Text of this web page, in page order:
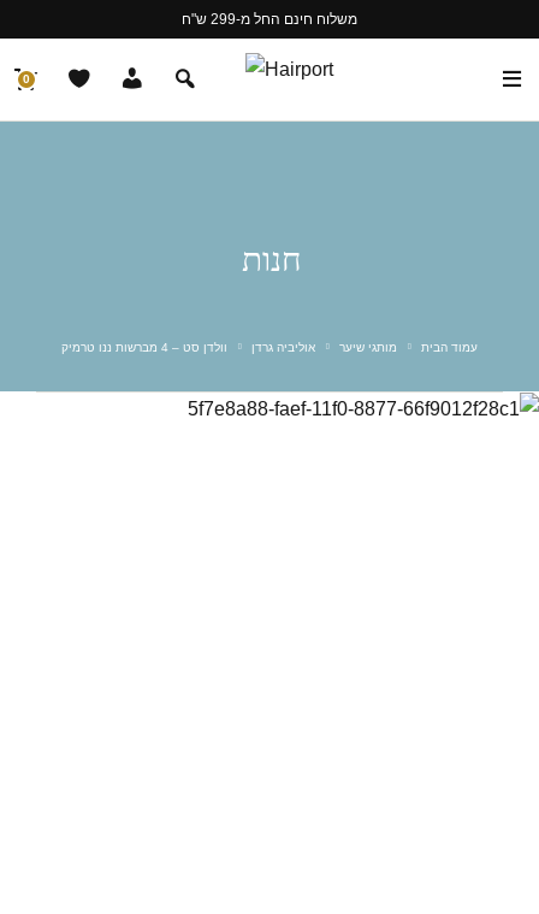
משלוח חינם החל מ-299 ש"ח
0
חנות
עמוד הבית מותגי שיער אוליביה גרדן וולדן סט – 4 מברשות ננו טרמיק